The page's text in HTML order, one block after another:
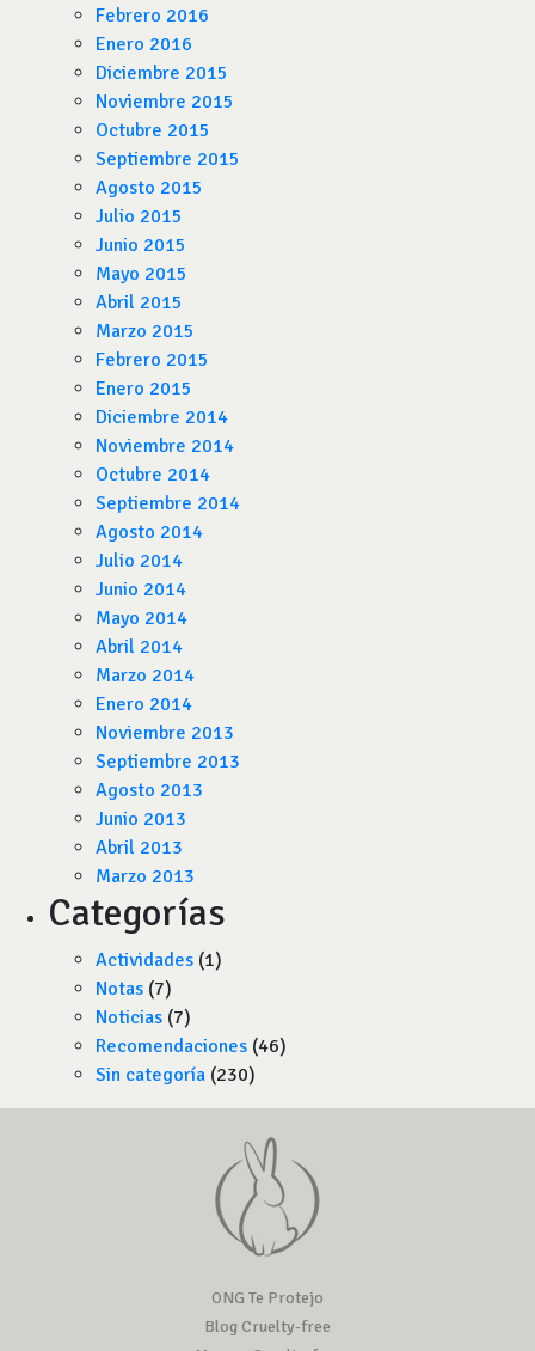
Febrero 2016
Enero 2016
Diciembre 2015
Noviembre 2015
Octubre 2015
Septiembre 2015
Agosto 2015
Julio 2015
Junio 2015
Mayo 2015
Abril 2015
Marzo 2015
Febrero 2015
Enero 2015
Diciembre 2014
Noviembre 2014
Octubre 2014
Septiembre 2014
Agosto 2014
Julio 2014
Junio 2014
Mayo 2014
Abril 2014
Marzo 2014
Enero 2014
Noviembre 2013
Septiembre 2013
Agosto 2013
Junio 2013
Abril 2013
Marzo 2013
Categorías
Actividades (1)
Notas (7)
Noticias (7)
Recomendaciones (46)
Sin categoría (230)
ONG Te Protejo
Blog Cruelty-free